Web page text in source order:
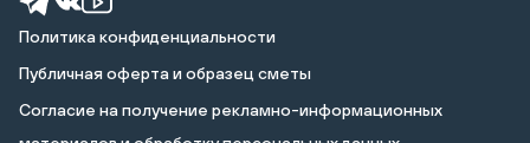
Политика конфиденциальности
Публичная оферта и образец сметы
Cогласие на получение рекламно-информационных